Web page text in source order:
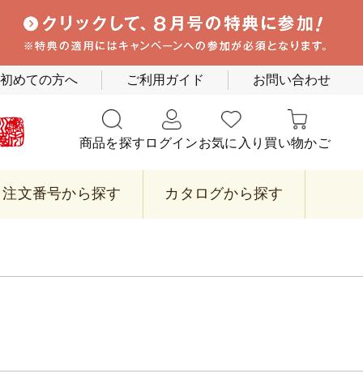
初めての方へ ご利用ガイド お問い合わせ
商品を探す ログインお気に入り 買い物かご
注文番号から探す カタログから探す